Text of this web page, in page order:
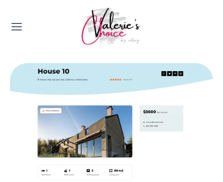
Valerie's Topics
Travel & Culture
Food & Drinks
Happyness & Opmerkelijk
Lifestyle, Sport & Duurzaamheid
Gadgets & Tech
Top 5 van Valerie
Health & Beauty
Huis & Tuin